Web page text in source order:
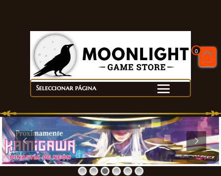
Seleccionar página
0